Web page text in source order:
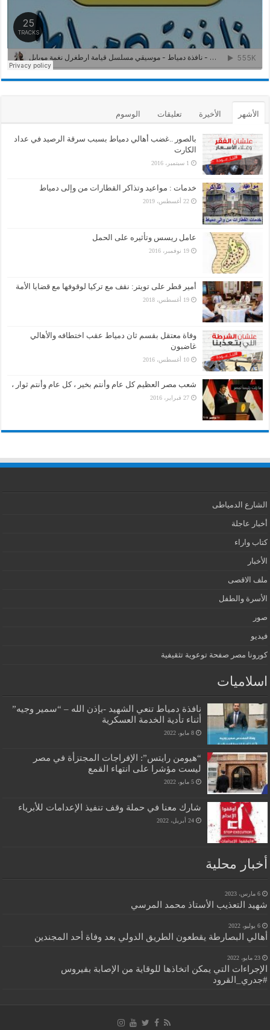
الأشهر الأخيرة تعليقات الوسوم
بالصور ..غضب أهالي دمياط بسبب سرقة الرصيد في عداد
الكارت
1 سبتمبر، 2016
خدمات : مواعيد وتذاكر القطارات من وإلى دمياط
22 أغسطس، 2019
عامل ريسس وتأثيره على الحمل
19 نوفمبر، 2016
أمير قطر على تويتر: نقف مع تركيا لوقوفها مع قضايا الأمة
19 أغسطس، 2018
وفاة معتقل بقسم ثان دمياط عقب اختطافه والأهالي
غاضبون
10 أغسطس، 2016
شعب مصر العظيم كل عام وأنتم بخير ، كل عام وأنتم ثوار ،
27 فبراير، 2016
الشارع الدمياطى
أخبار عاجلة
كتاب واراء
الأخبار
ملف الاقصى
الأسرة والطفل
صور
فيديو
كورونا مصر صفحة توعوية تثقيفية
اسلاميات
نافذة دمياط تنعي الشهيد -بإذن الله – “سمير وجيه”
أثناء تأدية الخدمة العسكرية
8 مايو، 2022
“هيومن رايتس”: الإفراجات المجتزأة في مصر
ليست مؤشرا على انتهاء القمع
5 مايو، 2022
شارك معنا في حملة وقف تنفيذ الإعدامات للأبرياء
24 أبريل، 2022
أخبار محلية
6 مارس، 2023
شهيد التعذيب الأستاذ محمد المرسي
6 يوليو، 2022
أهالي البصارطة يقطعون الطريق الدولي بعد وفاة أحد المجندين
23 مايو، 2022
الإجراءات التي يمكن اتخاذها للوقاية من الإصابة بفيروس
#جدري_القرود